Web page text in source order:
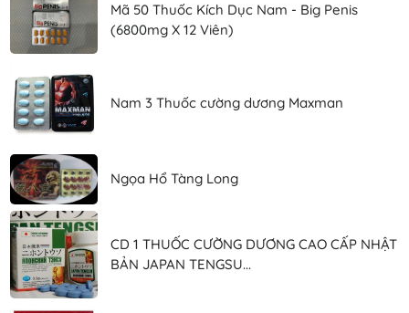
Mã 50 Thuốc Kích Dục Nam - Big Penis
(6800mg X 12 Viên)
Nam 3 Thuốc cường dương Maxman
Ngọa Hổ Tàng Long
CD 1 THUỐC CƯỜNG DƯƠNG CAO CẤP NHẬT
BẢN JAPAN TENGSU...